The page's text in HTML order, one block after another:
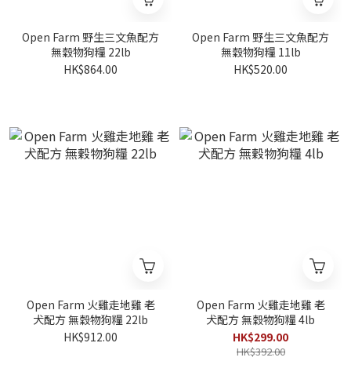
Open Farm 野生三文魚配方
無穀物狗糧 22lb
HK$864.00
Open Farm 野生三文魚配方
無穀物狗糧 11lb
HK$520.00
Open Farm 火雞走地雞 老
犬配方 無穀物狗糧 22lb
HK$912.00
Open Farm 火雞走地雞 老
犬配方 無穀物狗糧 4lb
HK$299.00
HK$392.00